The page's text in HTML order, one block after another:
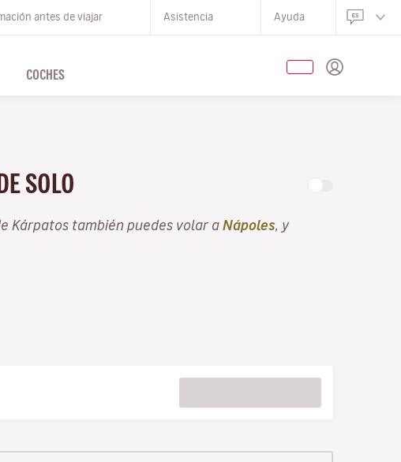
antes de viajar Asistencia Ayuda
COCHES
SOLO
Kárpatos también puedes volar a Nápoles , y